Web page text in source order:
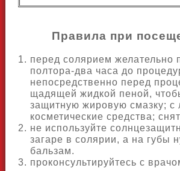
Правила при
перед солярием
полтора-два часа до
непосредственно перед
щадящей жидкой пеной,
защитную жировую смазку; с
косметические средства;
не используйте
загаре в солярии, а на губы
бальзам.
проконсультируйтесь с